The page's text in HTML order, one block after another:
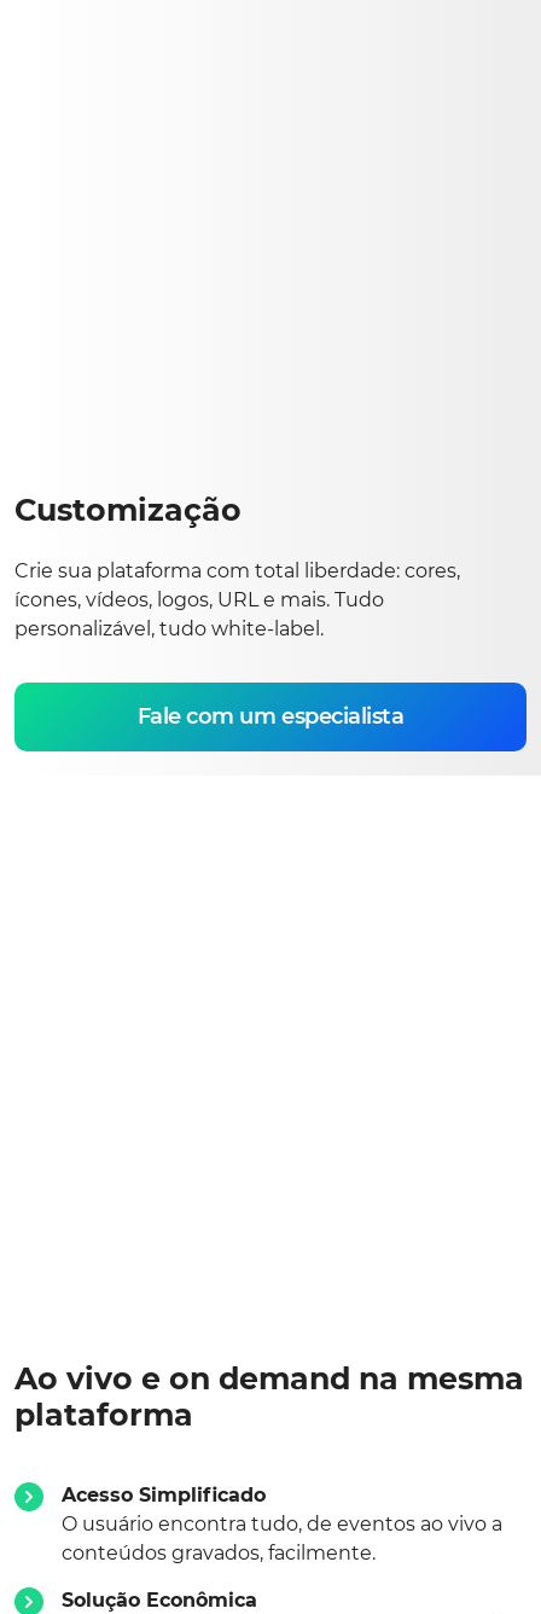
Customização
Crie sua plataforma com total liberdade: cores,
ícones, vídeos, logos, URL e mais. Tudo
personalizável, tudo white-label.
Fale com um especialista
Ao vivo e on demand na mesma
plataforma
Acesso Simplificado
O usuário encontra tudo, de eventos ao vivo a
conteúdos gravados, facilmente.
Solução Econômica